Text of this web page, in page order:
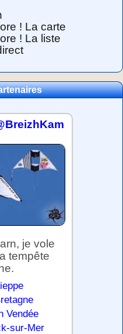
! La carte
! La liste
je vole
tempête
Vendée
sur-Mer